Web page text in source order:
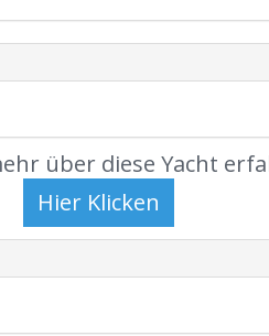
über diese Yacht